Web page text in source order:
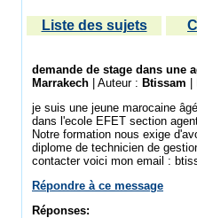
Liste des sujets
demande de stage dans une
Marrakech | Auteur : Btissam
je suis une jeune marocaine
dans l'ecole EFET section
Notre formation nous exige
diplome de technicien de
contacter voici mon email :
Répondre à ce message
Réponses: